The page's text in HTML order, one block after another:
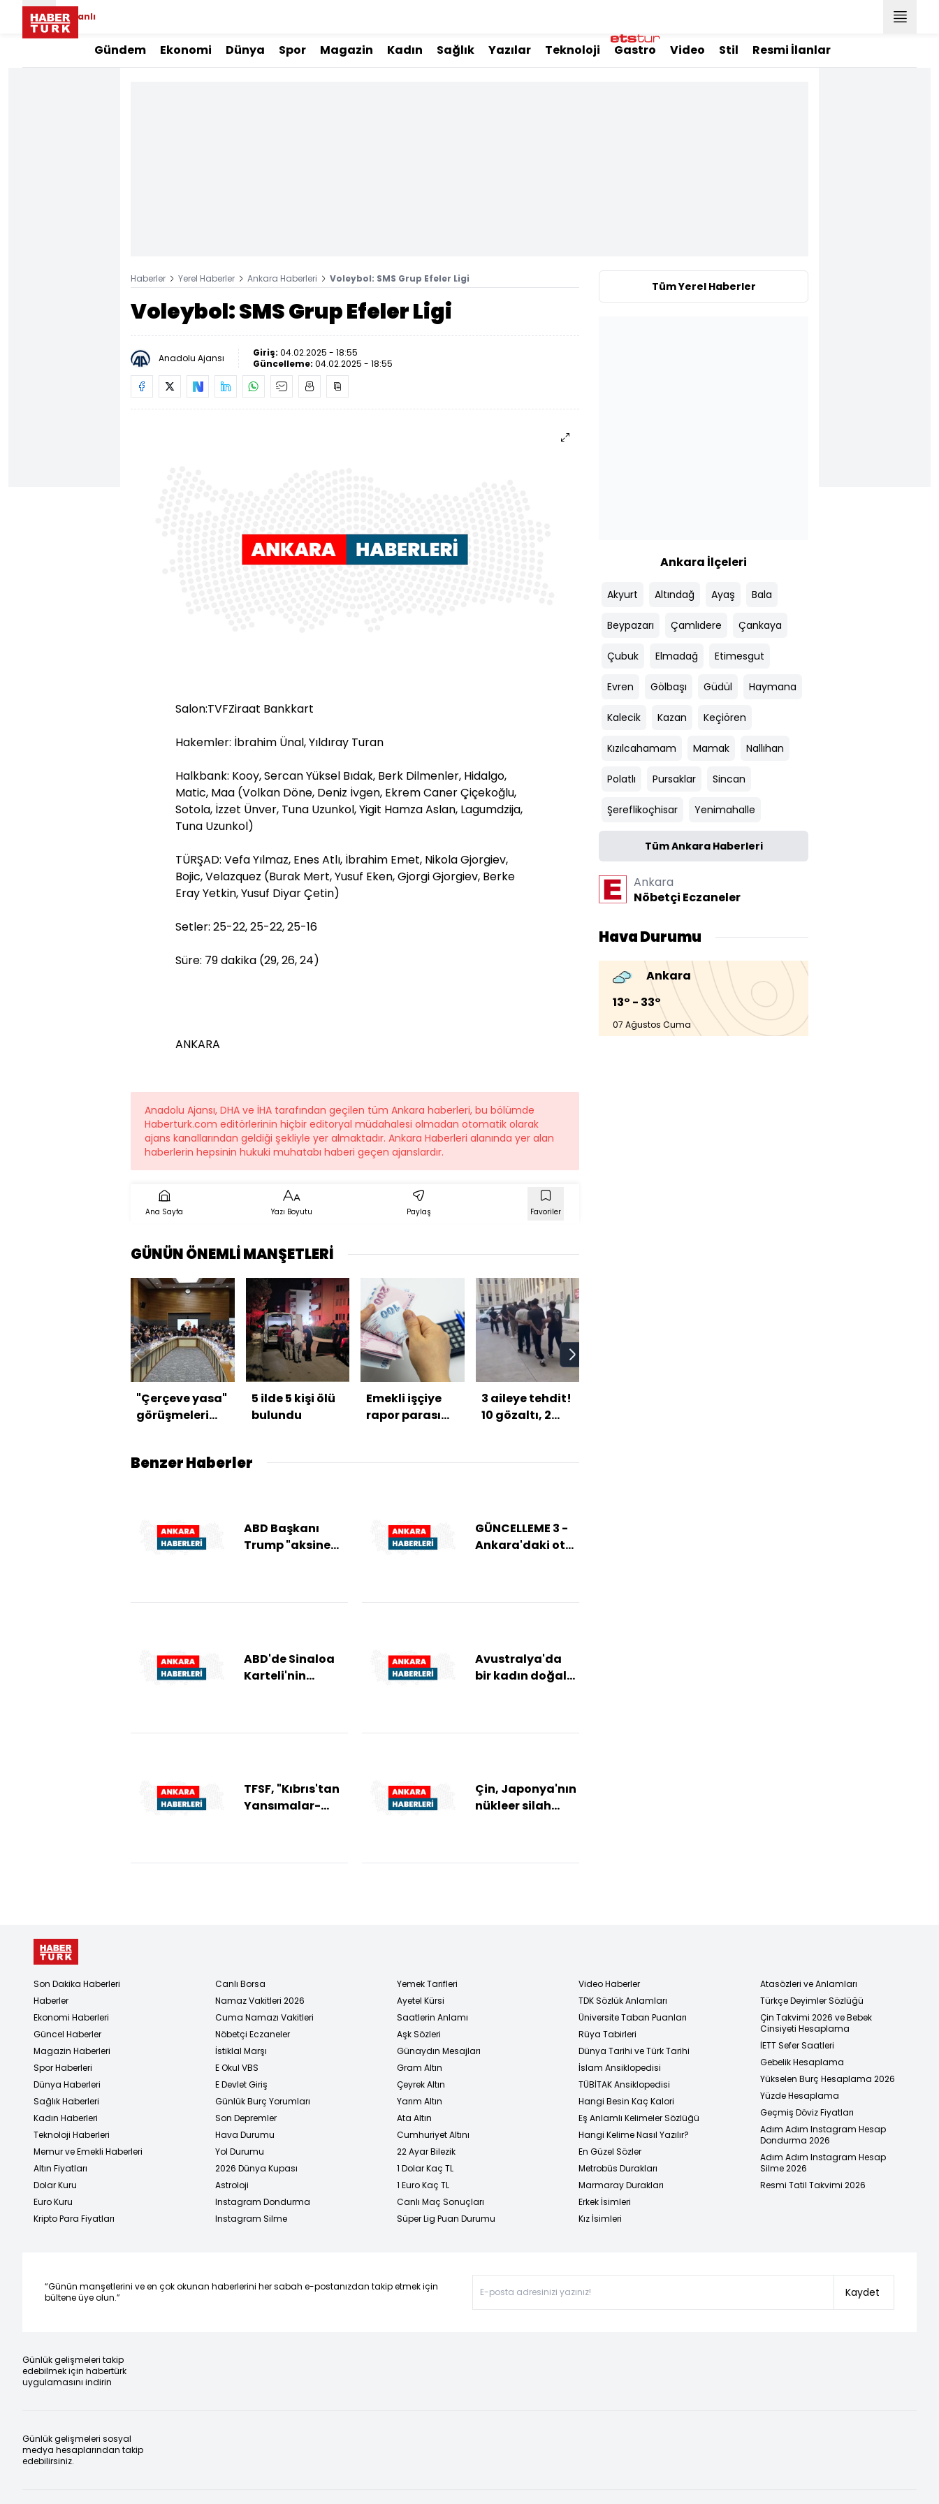
Canlı
Gündem Ekonomi Dünya Spor Magazin Kadın Sağlık Yazılar Teknoloji Gastro Video Stil Resmi İlanlar
Haberler Yerel Haberler Ankara Haberleri Voleybol: SMS Grup Efeler Ligi
Voleybol: SMS Grup Efeler Ligi
Anadolu Ajansı Giriş: 04.02.2025 - 18:55
Güncelleme: 04.02.2025 - 18:55
Salon:TVFZiraat Bankkart
Hakemler: İbrahim Ünal, Yıldıray Turan
Halkbank: Kooy, Sercan Yüksel Bıdak, Berk Dilmenler, Hidalgo,
Matic, Maa (Volkan Döne, Deniz İvgen, Ekrem Caner Çiçekoğlu,
Sotola, İzzet Ünver, Tuna Uzunkol, Yigit Hamza Aslan, Lagumdzija,
Tuna Uzunkol)
TÜRŞAD: Vefa Yılmaz, Enes Atlı, İbrahim Emet, Nikola Gjorgiev,
Bojic, Velazquez (Burak Mert, Yusuf Eken, Gjorgi Gjorgiev, Berke
Eray Yetkin, Yusuf Diyar Çetin)
Setler: 25-22, 25-22, 25-16
Süre: 79 dakika (29, 26, 24)
ANKARA
Anadolu Ajansı, DHA ve İHA tarafından geçilen tüm Ankara haberleri, bu bölümde
Haberturk.com editörlerinin hiçbir editoryal müdahalesi olmadan otomatik olarak
ajans kanallarından geldiği şekliyle yer almaktadır. Ankara Haberleri alanında yer alan
haberlerin hepsinin hukuki muhatabı haberi geçen ajanslardır.
Ana Sayfa Yazı Boyutu Paylaş Favoriler
GÜNÜN ÖNEMLİ MANŞETLERİ
"Çerçeve yasa"
görüşmeleri
5 ilde 5 kişi ölü
bulundu
Emekli işçiye
rapor parası
3 aileye tehdit!
10 gözaltı, 2
Benzer Haberler
ABD Başkanı
Trump "aksine
GÜNCELLEME 3 -
Ankara'daki ot
ABD'de Sinaloa
Karteli'nin
Avustralya'da
bir kadın doğal
TFSF, "Kıbrıs'tan
Yansımalar-
Çin, Japonya'nın
nükleer silah
Tüm Yerel Haberler
Ankara İlçeleri
Akyurt Altındağ Ayaş Bala
Beypazarı Çamlıdere Çankaya
Çubuk Elmadağ Etimesgut
Evren Gölbaşı Güdül Haymana
Kalecik Kazan Keçiören
Kızılcahamam Mamak Nallıhan
Polatlı Pursaklar Sincan
Şereflikoçhisar Yenimahalle
Tüm Ankara Haberleri
Ankara
Nöbetçi Eczaneler
Hava Durumu
Ankara
13° - 33°
07 Ağustos Cuma
Son Dakika Haberleri
Haberler
Ekonomi Haberleri
Güncel Haberler
Magazin Haberleri
Spor Haberleri
Dünya Haberleri
Sağlık Haberleri
Kadın Haberleri
Teknoloji Haberleri
Memur ve Emekli Haberleri
Altın Fiyatları
Dolar Kuru
Euro Kuru
Kripto Para Fiyatları
Canlı Borsa
Namaz Vakitleri 2026
Cuma Namazı Vakitleri
Nöbetçi Eczaneler
İstiklal Marşı
E Okul VBS
E Devlet Giriş
Günlük Burç Yorumları
Son Depremler
Hava Durumu
Yol Durumu
2026 Dünya Kupası
Astroloji
Instagram Dondurma
Instagram Silme
Yemek Tarifleri
Ayetel Kürsi
Saatlerin Anlamı
Aşk Sözleri
Günaydın Mesajları
Gram Altın
Çeyrek Altın
Yarım Altın
Ata Altın
Cumhuriyet Altını
22 Ayar Bilezik
1 Dolar Kaç TL
1 Euro Kaç TL
Canlı Maç Sonuçları
Süper Lig Puan Durumu
Video Haberler
TDK Sözlük Anlamları
Üniversite Taban Puanları
Rüya Tabirleri
Dünya Tarihi ve Türk Tarihi
İslam Ansiklopedisi
TÜBİTAK Ansiklopedisi
Hangi Besin Kaç Kalori
Eş Anlamlı Kelimeler Sözlüğü
Hangi Kelime Nasıl Yazılır?
En Güzel Sözler
Metrobüs Durakları
Marmaray Durakları
Erkek İsimleri
Kız İsimleri
Atasözleri ve Anlamları
Türkçe Deyimler Sözlüğü
Çin Takvimi 2026 ve Bebek
Cinsiyeti Hesaplama
İETT Sefer Saatleri
Gebelik Hesaplama
Yükselen Burç Hesaplama 2026
Yüzde Hesaplama
Geçmiş Döviz Fiyatları
Adım Adım Instagram Hesap
Dondurma 2026
Adım Adım Instagram Hesap
Silme 2026
Resmi Tatil Takvimi 2026
“Günün manşetlerini ve en çok okunan haberlerini her sabah e-postanızdan takip etmek için
bültene üye olun.”
Kaydet
Günlük gelişmeleri takip
edebilmek için habertürk
uygulamasını indirin
Günlük gelişmeleri sosyal
medya hesaplarından takip
edebilirsiniz.